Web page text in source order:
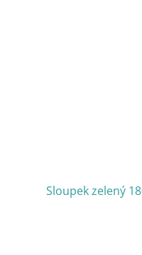
Sloupek zelený